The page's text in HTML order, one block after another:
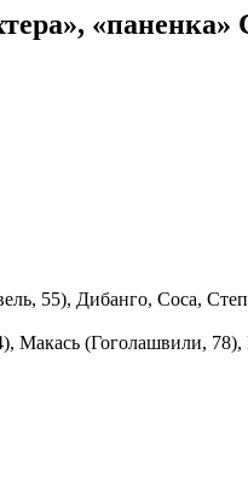
55), Дибанго, Соса,
(Гоголашвили,